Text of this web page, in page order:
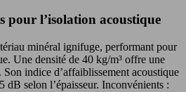
pour l’isolation acoustique
minéral ignifuge, performant pour
Une densité de 40 kg/m³ offre une
indice d’affaiblissement acoustique
dB selon l’épaisseur. Inconvénients :